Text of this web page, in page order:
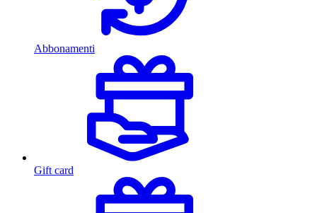
Abbonamenti
Gift card